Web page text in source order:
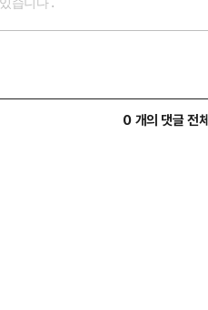
0 개의 댓글 전